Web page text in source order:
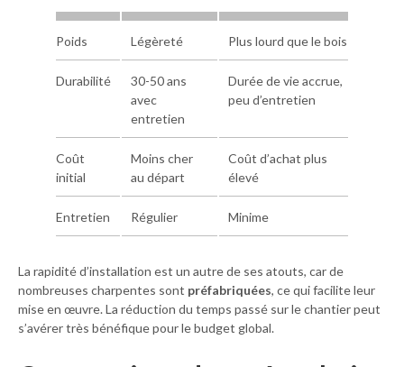
Poids Légèreté Plus lourd que le bois
Durabilité
30-50 ans
avec
entretien
Durée de vie accrue,
peu d’entretien
Coût
initial
Moins cher
au départ
Coût d’achat plus
élevé
Entretien Régulier Minime
La rapidité d’installation est un autre de ses atouts, car de
nombreuses charpentes sont préfabriquées, ce qui facilite leur
mise en œuvre. La réduction du temps passé sur le chantier peut
s’avérer très bénéfique pour le budget global.